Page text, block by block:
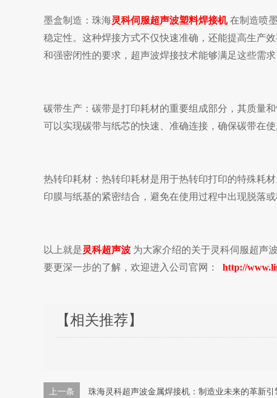
墨盒制造 ： 珠海灵科伺服超声波塑料焊接机 在制造喷
稳定性。这种焊接方式不仅快速准确，还能提高生产
和强密闭性的要求，超声波焊接技术能够满足这些需
碳带生产 ：碳带是打印耗材的重要组成部分，其质量
可以实现碳带与纸芯的快速、准确连接，确保碳带在
热转印耗材 ：热转印耗材是用于热转印打印的特殊耗
印膜与纸基的紧密结合，避免在使用过程中出现脱落
以上就是灵科超声波 为大家介绍的关于灵科伺服超声
要更深一步的了解，欢迎进入公司官网：
http://
【相关推荐】
上一条 珠海灵科超声波金属焊接机：制造业未来的革新引